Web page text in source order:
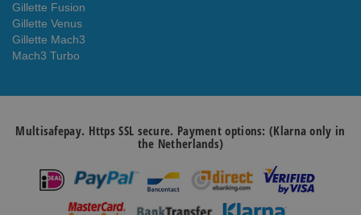
Gillette Fusion
Gillette Venus
Gillette Mach3
Mach3 Turbo
Multisafepay. Https SSL secure. Payment options: (Klarna only in
the Netherlands)